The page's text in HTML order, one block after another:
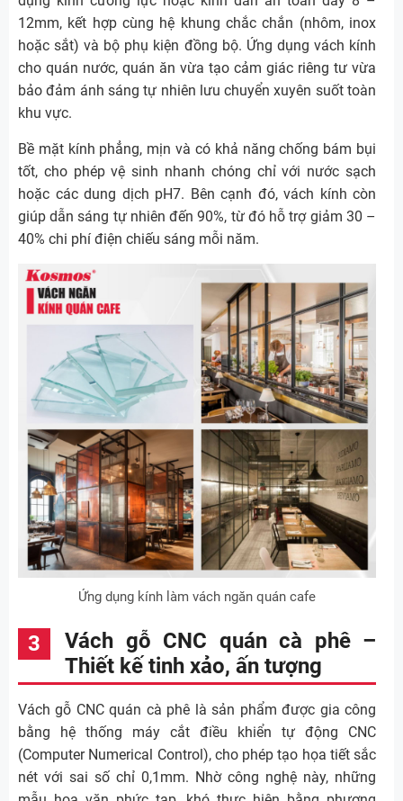
12mm, kết hợp cùng hệ khung chắc chắn (nhôm, inox
hoặc sắt) và bộ phụ kiện đồng bộ. Ứng dụng vách kính
cho quán nước, quán ăn vừa tạo cảm giác riêng tư vừa
bảo đảm ánh sáng tự nhiên lưu chuyển xuyên suốt toàn
khu vực.
Bề mặt kính phẳng, mịn và có khả năng chống bám bụi
tốt, cho phép vệ sinh nhanh chóng chỉ với nước sạch
hoặc các dung dịch pH7. Bên cạnh đó, vách kính còn
giúp dẫn sáng tự nhiên đến 90%, từ đó hỗ trợ giảm 30 –
40% chi phí điện chiếu sáng mỗi năm.
Ứng dụng kính làm vách ngăn quán cafe
Vách gỗ CNC quán cà phê –
Thiết kế tinh xảo, ấn tượng
Vách gỗ CNC quán cà phê là sản phẩm được gia công
bằng hệ thống máy cắt điều khiển tự động CNC
(Computer Numerical Control), cho phép tạo họa tiết sắc
nét với sai số chỉ 0,1mm. Nhờ công nghệ này, những